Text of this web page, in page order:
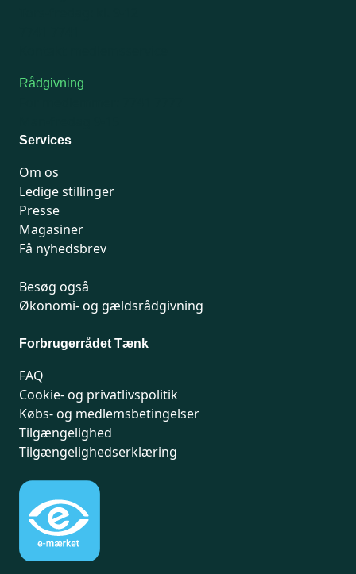
Rådgivning
Services
Om os
Ledige stillinger
Presse
Magasiner
Få nyhedsbrev
Besøg også
Økonomi- og gældsrådgivning
Forbrugerrådet Tænk
FAQ
Cookie- og privatlivspolitik
Købs- og medlemsbetingelser
Tilgængelighed
Tilgængelighedserklæring